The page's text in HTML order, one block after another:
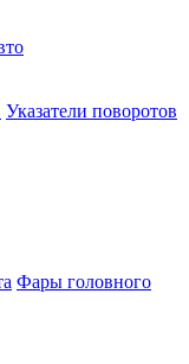
Указатели поворотов
Фары головного